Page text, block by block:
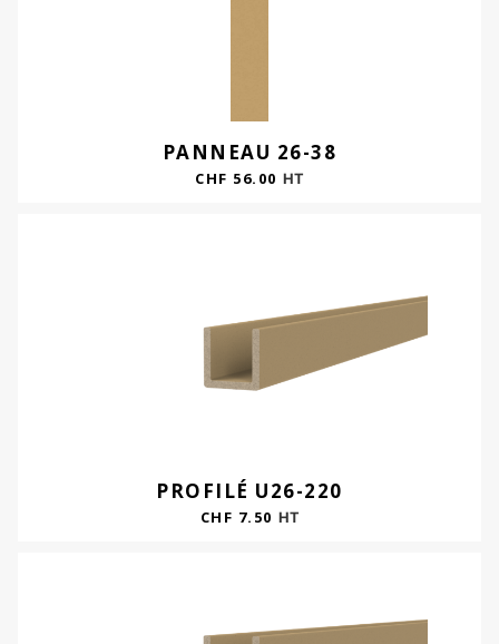
PANNEAU 26-38
CHF 56.00 HT
PROFILÉ U26-220
CHF 7.50 HT